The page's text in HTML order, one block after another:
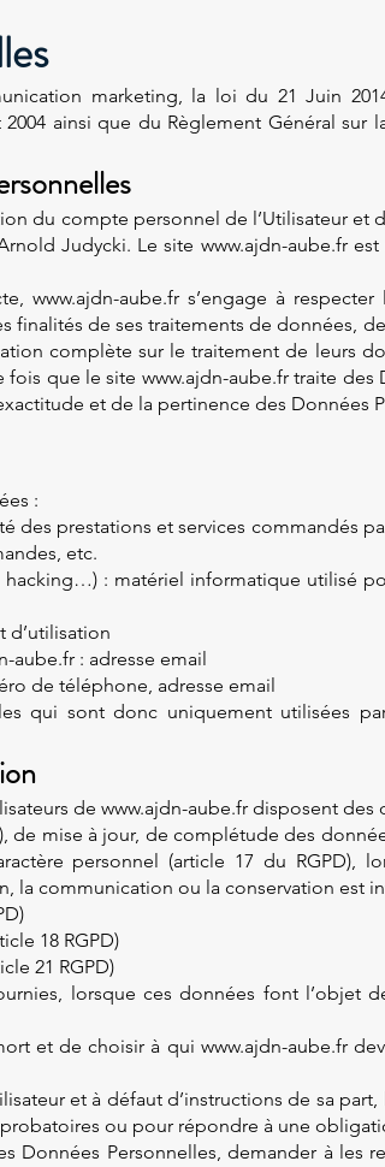
marketing, la loi du 21 Juin
ainsi que du Règlement Général sur
du compte personnel de l’Utilisateur et
Judycki. Le site www.ajdn-aube.frest
www.ajdn-aube.fr s’engage à
finalités de ses traitements de données,
complète sur le traitement de leurs
que le site www.ajdn-aube.fr traite des
et de la pertinence des Données
:
prestations et services commandés
etc.
: matériel informatique utilisé
d’utilisation
aube.fr : adresse email
de téléphone, adresse email
qui sont donc uniquement utilisées
de www.ajdn-aube.fr disposent des
de mise à jour, de complétude des
personnel (article 17 du RGPD),
la communication ou la conservation est
18 RGPD)
21 RGPD)
lorsque ces données font l’objet
et de choisir à qui www.ajdn-aube.fr
et à défaut d’instructions de sa
probatoires ou pour répondre à une
Données Personnelles, demander à les